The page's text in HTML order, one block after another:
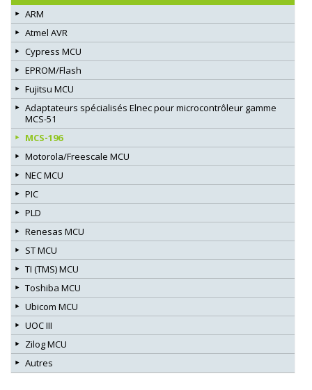
ARM
Atmel AVR
Cypress MCU
EPROM/Flash
Fujitsu MCU
Adaptateurs spécialisés Elnec pour microcontrôleur gamme
MCS-51
MCS-196
Motorola/Freescale MCU
NEC MCU
PIC
PLD
Renesas MCU
ST MCU
TI (TMS) MCU
Toshiba MCU
Ubicom MCU
UOC III
Zilog MCU
Autres